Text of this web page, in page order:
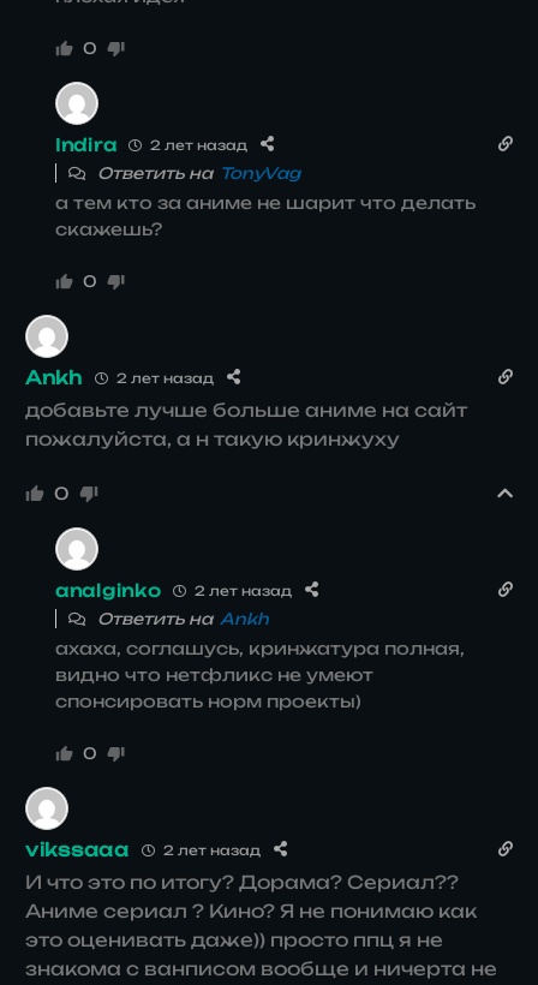
0
Indira 2 лет назад
Ответить на TonyVag
а тем кто за аниме не шарит что делать
скажешь?
0
Ankh 2 лет назад
добавьте лучше больше аниме на сайт
пожалуйста, а н такую кринжуху
0
analginko 2 лет назад
Ответить на Ankh
ахаха, соглашусь, кринжатура полная,
видно что нетфликс не умеют
спонсировать норм проекты)
0
vikssaaa 2 лет назад
И что это по итогу? Дорама? Сериал??
Аниме сериал ? Кино? Я не понимаю как
это оценивать даже)) просто ппц я не
знакома с ванписом вообще и ничерта не